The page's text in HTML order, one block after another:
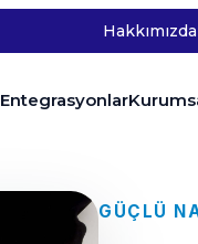
Hakkımızda
Entegrasyonlar
GÜÇLÜ